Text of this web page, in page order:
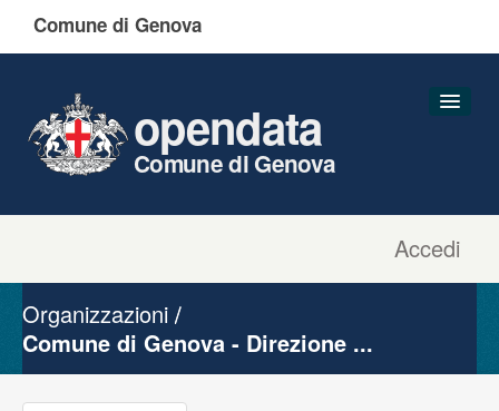
Comune di Genova
Accedi
opendata
Comune di Genova
Gruppi
Organizzazioni
Comune di Genova - Direzione ...